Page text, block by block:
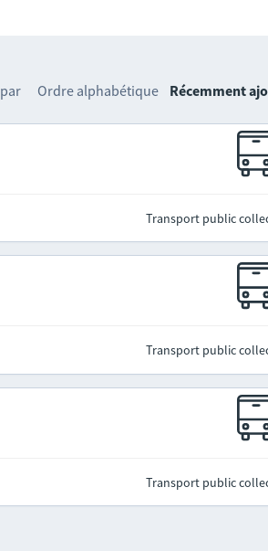
Ordre alphabétique Récemment
Transport public
Transport public
Transport public